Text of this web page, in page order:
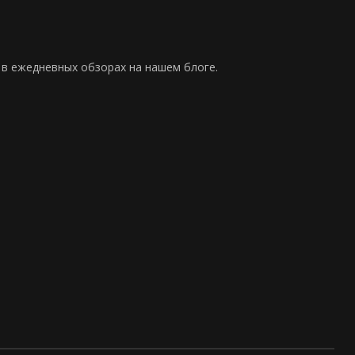
ежедневных обзорах на нашем блоге.